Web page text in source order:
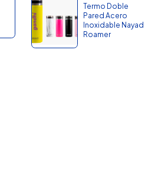
Termo Doble
Pared Acero
Inoxidable Nayad
Roamer